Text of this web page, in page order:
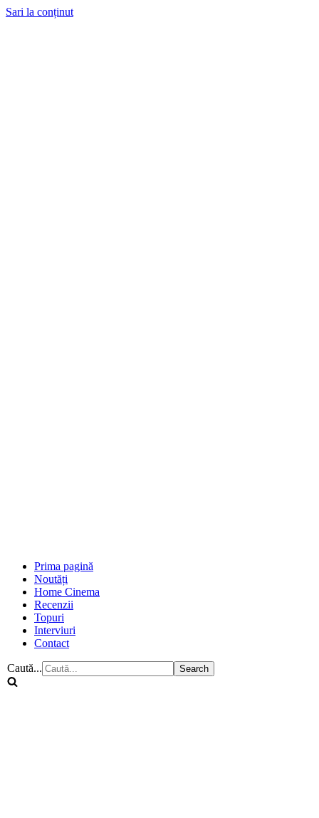
Sari la conținut
Prima pagină
Noutăți
Home Cinema
Recenzii
Topuri
Interviuri
Contact
Caută...